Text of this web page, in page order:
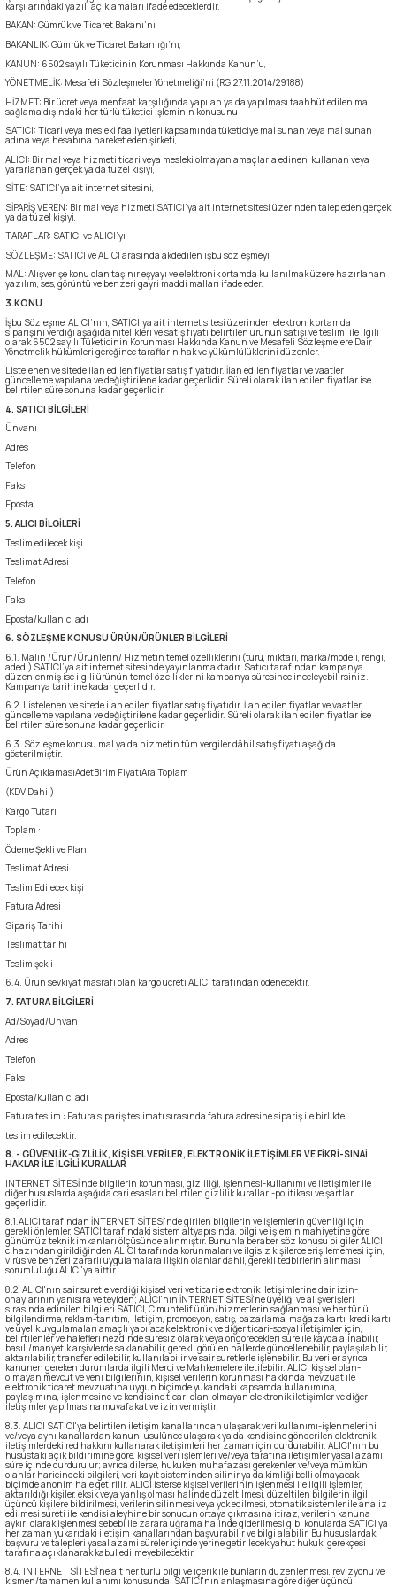
ve Balaklavalar
Ayakkabılar
Boyunluklar
Ayakkabılar
Boyunluklar 55 Litre Çanta
60 Litre Çanta
75 Litre Çanta
80 Litre Çanta
85 Litre Çanta
Para Taşıma Çantası
Patch
Kürek
Aksesuarları
Cihazları
Yardımcı Ekipmanları
Perlonlar
Ekspres Setler
Çıkış Aletleri
Kar-Buz Ekipmanları
karşılarındaki yazılı açıklamaları ifade edeceklerdir.
BAKAN: Gümrük ve Ticaret Bakanı’nı,
BAKANLIK: Gümrük ve Ticaret Bakanlığı’nı,
KANUN: 6502 sayılı Tüketicinin Korunması Hakkında Kanun’u,
YÖNETMELİK: Mesafeli Sözleşmeler Yönetmeliği’ni (RG:27.11.2014/29188)
HİZMET: Bir ücret veya menfaat karşılığında yapılan ya da yapılması taahhüt edilen mal
sağlama dışındaki her türlü tüketici işleminin konusunu ,
SATICI: Ticari veya mesleki faaliyetleri kapsamında tüketiciye mal sunan veya mal sunan
adına veya hesabına hareket eden şirketi,
ALICI: Bir mal veya hizmeti ticari veya mesleki olmayan amaçlarla edinen, kullanan veya
yararlanan gerçek ya da tüzel kişiyi,
SİTE: SATICI’ya ait internet sitesini,
SİPARİŞ VEREN: Bir mal veya hizmeti SATICI’ya ait internet sitesi üzerinden talep eden gerçek
ya da tüzel kişiyi,
TARAFLAR: SATICI ve ALICI’yı,
SÖZLEŞME: SATICI ve ALICI arasında akdedilen işbu sözleşmeyi,
MAL: Alışverişe konu olan taşınır eşyayı ve elektronik ortamda kullanılmak üzere hazırlanan
yazılım, ses, görüntü ve benzeri gayri maddi malları ifade eder.
3.KONU
İşbu Sözleşme, ALICI’nın, SATICI’ya ait internet sitesi üzerinden elektronik ortamda
siparişini verdiği aşağıda nitelikleri ve satış fiyatı belirtilen ürünün satışı ve teslimi ile ilgili
olarak 6502 sayılı Tüketicinin Korunması Hakkında Kanun ve Mesafeli Sözleşmelere Dair
Yönetmelik hükümleri gereğince tarafların hak ve yükümlülüklerini düzenler.
Listelenen ve sitede ilan edilen fiyatlar satış fiyatıdır. İlan edilen fiyatlar ve vaatler
güncelleme yapılana ve değiştirilene kadar geçerlidir. Süreli olarak ilan edilen fiyatlar ise
belirtilen süre sonuna kadar geçerlidir.
4. SATICI BİLGİLERİ
Ünvanı
Adres
Telefon
Faks
Eposta
5. ALICI BİLGİLERİ
Teslim edilecek kişi
Teslimat Adresi
Telefon
Faks
Eposta/kullanıcı adı
6. SÖZLEŞME KONUSU ÜRÜN/ÜRÜNLER BİLGİLERİ
6.1. Malın /Ürün/Ürünlerin/ Hizmetin temel özelliklerini (türü, miktarı, marka/modeli, rengi,
adedi) SATICI’ya ait internet sitesinde yayınlanmaktadır. Satıcı tarafından kampanya
düzenlenmiş ise ilgili ürünün temel özelliklerini kampanya süresince inceleyebilirsiniz.
Kampanya tarihine kadar geçerlidir.
6.2. Listelenen ve sitede ilan edilen fiyatlar satış fiyatıdır. İlan edilen fiyatlar ve vaatler
güncelleme yapılana ve değiştirilene kadar geçerlidir. Süreli olarak ilan edilen fiyatlar ise
belirtilen süre sonuna kadar geçerlidir.
6.3. Sözleşme konusu mal ya da hizmetin tüm vergiler dâhil satış fiyatı aşağıda
gösterilmiştir.
Ürün AçıklamasıAdetBirim FiyatıAra Toplam
(KDV Dahil)
Kargo Tutarı
Toplam :
Ödeme Şekli ve Planı
Teslimat Adresi
Teslim Edilecek kişi
Fatura Adresi
Sipariş Tarihi
Teslimat tarihi
Teslim şekli
6.4. Ürün sevkiyat masrafı olan kargo ücreti ALICI tarafından ödenecektir.
7. FATURA BİLGİLERİ
Ad/Soyad/Unvan
Adres
Telefon
Faks
Eposta/kullanıcı adı
Fatura teslim : Fatura sipariş teslimatı sırasında fatura adresine sipariş ile birlikte
teslim edilecektir.
8. - GÜVENLİK-GİZLİLİK, KİŞİSEL VERİLER, ELEKTRONİK İLETİŞİMLER VE FİKRİ-SINAİ
HAKLAR İLE İLGİLİ KURALLAR
INTERNET SİTESİ'nde bilgilerin korunması, gizliliği, işlenmesi-kullanımı ve iletişimler ile
diğer hususlarda aşağıda cari esasları belirtilen gizlilik kuralları-politikası ve şartlar
geçerlidir.
8.1.ALICI tarafından İNTERNET SİTESİ'nde girilen bilgilerin ve işlemlerin güvenliği için
gerekli önlemler, SATICI tarafındaki sistem altyapısında, bilgi ve işlemin mahiyetine göre
günümüz teknik imkanları ölçüsünde alınmıştır. Bununla beraber, söz konusu bilgiler ALICI
cihazından girildiğinden ALICI tarafında korunmaları ve ilgisiz kişilerce erişilememesi için,
virüs ve benzeri zararlı uygulamalara ilişkin olanlar dahil, gerekli tedbirlerin alınması
sorumluluğu ALICI'ya aittir.
8.2. ALICI'nın sair suretle verdiği kişisel veri ve ticari elektronik iletişimlerine dair izin-
onaylarının yanısıra ve teyiden; ALICI'nın İNTERNET SİTESİ'ne üyeliği ve alışverişleri
sırasında edinilen bilgileri SATICI, C muhtelif ürün/hizmetlerin sağlanması ve her türlü
bilgilendirme, reklam-tanıtım, iletişim, promosyon, satış, pazarlama, mağaza kartı, kredi kartı
ve üyelik uygulamaları amaçlı yapılacak elektronik ve diğer ticari-sosyal iletişimler için,
belirtilenler ve halefleri nezdinde süresiz olarak veya öngörecekleri süre ile kayda alınabilir,
basılı/manyetik arşivlerde saklanabilir, gerekli görülen hallerde güncellenebilir, paylaşılabilir,
aktarılabilir, transfer edilebilir, kullanılabilir ve sair suretlerle işlenebilir. Bu veriler ayrıca
kanunen gereken durumlarda ilgili Merci ve Mahkemelere iletilebilir. ALICI kişisel olan-
olmayan mevcut ve yeni bilgilerinin, kişisel verilerin korunması hakkında mevzuat ile
elektronik ticaret mevzuatına uygun biçimde yukarıdaki kapsamda kullanımına,
paylaşımına, işlenmesine ve kendisine ticari olan-olmayan elektronik iletişimler ve diğer
iletişimler yapılmasına muvafakat ve izin vermiştir.
8.3. ALICI SATICI'ya belirtilen iletişim kanallarından ulaşarak veri kullanımı-işlenmelerini
ve/veya aynı kanallardan kanuni usulünce ulaşarak ya da kendisine gönderilen elektronik
iletişimlerdeki red hakkını kullanarak iletişimleri her zaman için durdurabilir. ALICI'nın bu
husustaki açık bildirimine göre, kişisel veri işlemleri ve/veya tarafına iletişimler yasal azami
süre içinde durdurulur; ayrıca dilerse, hukuken muhafazası gerekenler ve/veya mümkün
olanlar haricindeki bilgileri, veri kayıt sisteminden silinir ya da kimliği belli olmayacak
biçimde anonim hale getirilir. ALICI isterse kişisel verilerinin işlenmesi ile ilgili işlemler,
aktarıldığı kişiler, eksik veya yanlış olması halinde düzeltilmesi, düzeltilen bilgilerin ilgili
üçüncü kişilere bildirilmesi, verilerin silinmesi veya yok edilmesi, otomatik sistemler ile analiz
edilmesi sureti ile kendisi aleyhine bir sonucun ortaya çıkmasına itiraz, verilerin kanuna
aykırı olarak işlenmesi sebebi ile zarara uğrama halinde giderilmesi gibi konularda SATICI'ya
her zaman yukarıdaki iletişim kanallarından başvurabilir ve bilgi alabilir. Bu hususlardaki
başvuru ve talepleri yasal azami süreler içinde yerine getirilecek yahut hukuki gerekçesi
tarafına açıklanarak kabul edilmeyebilecektir.
8.4. INTERNET SİTESİ'ne ait her türlü bilgi ve içerik ile bunların düzenlenmesi, revizyonu ve
kısmen/tamamen kullanımı konusunda; SATICI'nın anlaşmasına göre diğer üçüncü